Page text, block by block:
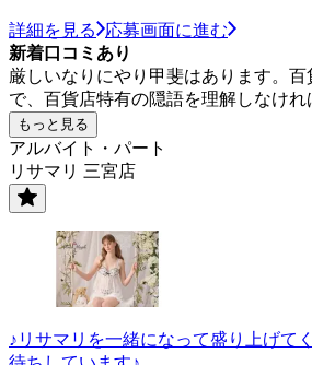
詳細を見る
応募画面に進む
新着口コミあり
厳しいなりにやり甲斐はあります。
で、百貨店特有の隠語を理解しなけれ
もっと見る
アルバイト・パート
リサマリ 三宮店
♪リサマリを一緒になって盛り上げて